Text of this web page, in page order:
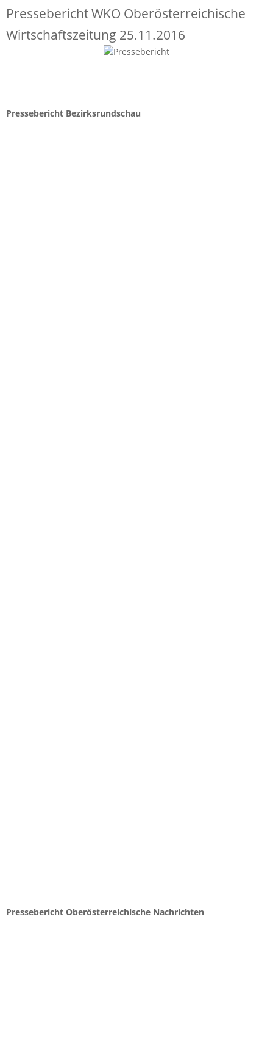
Pressebericht WKO Oberösterreichische
Wirtschaftszeitung 25.11.2016
Pressebericht Bezirksrundschau
Pressebericht Oberösterreichische Nachrichten